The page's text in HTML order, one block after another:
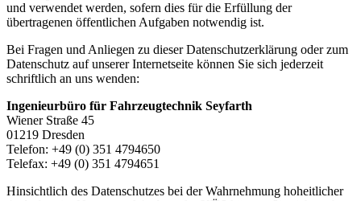
und verwendet werden, sofern dies für die Erfüllung der
übertragenen öffentlichen Aufgaben notwendig ist.
Bei Fragen und Anliegen zu dieser Datenschutzerklärung oder zum
Datenschutz auf unserer Internetseite können Sie sich jederzeit
schriftlich an uns wenden:
Ingenieurbüro für Fahrzeugtechnik Seyfarth
Wiener Straße 45
01219 Dresden
Telefon: +49 (0) 351 4794650
Telefax: +49 (0) 351 4794651
Hinsichtlich des Datenschutzes bei der Wahrnehmung hoheitlicher